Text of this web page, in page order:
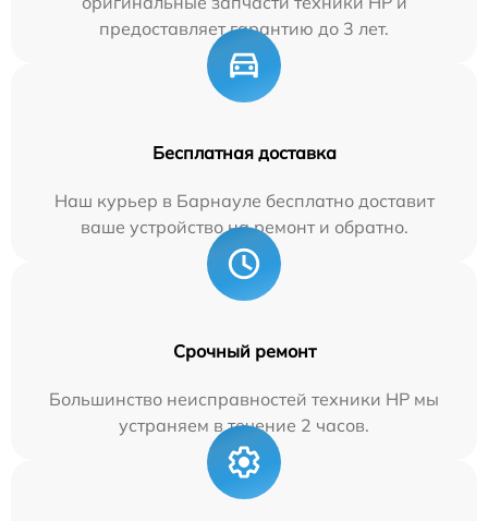
предоставляет гарантию до 3 лет.
Бесплатная доставка
Наш курьер в Барнауле бесплатно доставит
ваше устройство на ремонт и обратно.
Срочный ремонт
Большинство неисправностей техники HP мы
устраняем в течение 2 часов.